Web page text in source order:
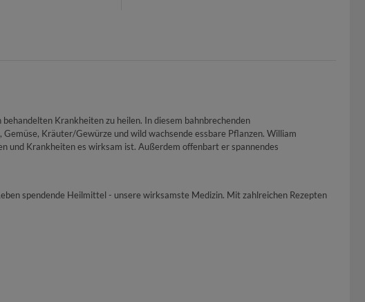
Krankheiten zu heilen. In diesem bahnbrechenden
Kräuter/Gewürze und wild wachsende essbare Pflanzen. William
und Krankheiten es wirksam ist. Außerdem offenbart er spannendes
spendende Heilmittel - unsere wirksamste Medizin. Mit zahlreichen Rezepten